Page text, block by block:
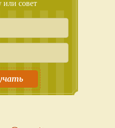
или совет